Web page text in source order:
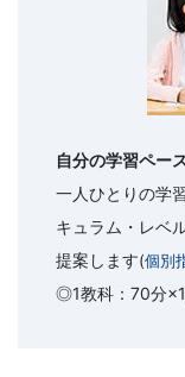
自分の学習ペー
一人ひとりの学
キュラム・レベ
提案します(個別
◎1教科：70分